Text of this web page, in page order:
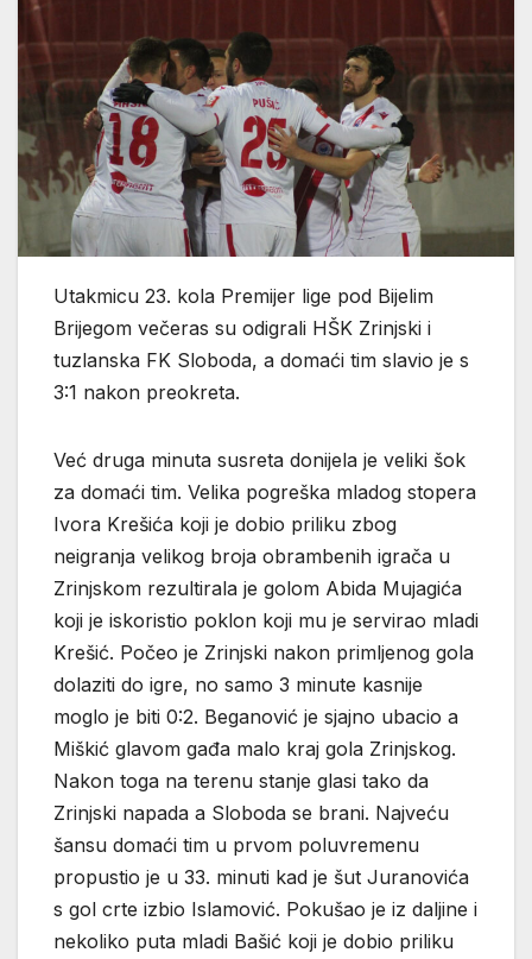
Utakmicu 23. kola Premijer lige pod Bijelim
Brijegom večeras su odigrali HŠK Zrinjski i
tuzlanska FK Sloboda, a domaći tim slavio je s
3:1 nakon preokreta.
Već druga minuta susreta donijela je veliki šok
za domaći tim. Velika pogreška mladog stopera
Ivora Krešića koji je dobio priliku zbog
neigranja velikog broja obrambenih igrača u
Zrinjskom rezultirala je golom Abida Mujagića
koji je iskoristio poklon koji mu je servirao mladi
Krešić. Počeo je Zrinjski nakon primljenog gola
dolaziti do igre, no samo 3 minute kasnije
moglo je biti 0:2. Beganović je sjajno ubacio a
Miškić glavom gađa malo kraj gola Zrinjskog.
Nakon toga na terenu stanje glasi tako da
Zrinjski napada a Sloboda se brani. Najveću
šansu domaći tim u prvom poluvremenu
propustio je u 33. minuti kad je šut Juranovića
s gol crte izbio Islamović. Pokušao je iz daljine i
nekoliko puta mladi Bašić koji je dobio priliku